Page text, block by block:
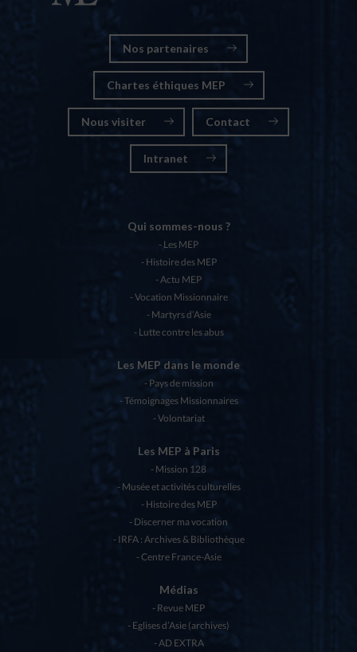
Nos partenaires
Chartes éthiques MEP
Nous visiter Contact
Intranet
Qui sommes-nous ?
Les MEP
Histoire des MEP
Actu MEP
Vocation Missionnaire
Martyrs d’Asie
Lutte contre les abus
Les MEP dans le monde
Pays de mission
Témoignages Missionnaires
Volontariat
Les MEP à Paris
Mission 128
Musée et activités culturelles
Histoire des MEP
Discerner ma vocation
IRFA : Archives & Bibliothèque
Centre France-Asie
Médias
Revue MEP
Eglises d’Asie (archives)
AD EXTRA